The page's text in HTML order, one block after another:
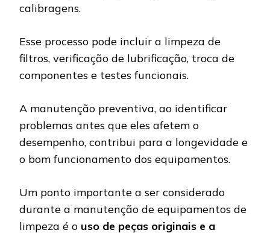
calibragens.
Esse processo pode incluir a limpeza de
filtros, verificação de lubrificação, troca de
componentes e testes funcionais.
A manutenção preventiva, ao identificar
problemas antes que eles afetem o
desempenho, contribui para a longevidade e
o bom funcionamento dos equipamentos.
Um ponto importante a ser considerado
durante a manutenção de equipamentos de
limpeza é o uso de peças originais e a